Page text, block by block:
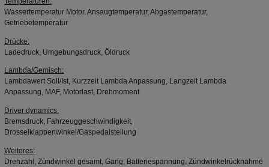
Wassertemperatur Motor, Ansaugtemperatur, Abgastemperatur,
Getriebetemperatur
Drücke:
Ladedruck, Umgebungsdruck, Öldruck
Lambda/Gemisch:
Lambdawert Soll/Ist, Kurzzeit Lambda Anpassung, Langzeit Lambda
Anpassung, MAF, Motorlast, Drehmoment
Driver dynamics:
Bremsdruck, Fahrzeuggeschwindigkeit,
Drosselklappenwinkel/Gaspedalstellung
Weiteres:
Drehzahl, Zündwinkel gesamt, Gang, Batteriespannung, Zündwinkelrücknahme